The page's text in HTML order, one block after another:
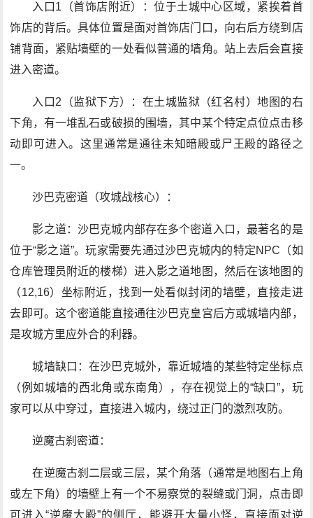
入口1（首饰店附近）：位于土城中心区域，紧挨着首
饰店的背后。具体位置是面对首饰店门口，向右后方绕到店
铺背面，紧贴墙壁的一处看似普通的墙角。站上去后会直接
进入密道。
入口2（监狱下方）：在土城监狱（红名村）地图的右
下角，有一堆乱石或破损的围墙，其中某个特定点位点击移
动即可进入。这里通常是通往未知暗殿或尸王殿的路径之
一。
沙巴克密道（攻城战核心）：
影之道：沙巴克城内部存在多个密道入口，最著名的是
位于“影之道”。玩家需要先通过沙巴克城内的特定NPC（如
仓库管理员附近的楼梯）进入影之道地图，然后在该地图的
（12,16）坐标附近，找到一处看似封闭的墙壁，直接走进
去即可。这个密道能直接通往沙巴克皇宫后方或城墙内部，
是攻城方里应外合的利器。
城墙缺口：在沙巴克城外，靠近城墙的某些特定坐标点
（例如城墙的西北角或东南角），存在视觉上的“缺口”，玩
家可以从中穿过，直接进入城内，绕过正门的激烈攻防。
逆魔古刹密道：
在逆魔古刹二层或三层，某个角落（通常是地图右上角
或左下角）的墙壁上有一个不易察觉的裂缝或门洞，点击即
可进入“逆魔大殿”的侧厅，能避开大量小怪，直接面对逆